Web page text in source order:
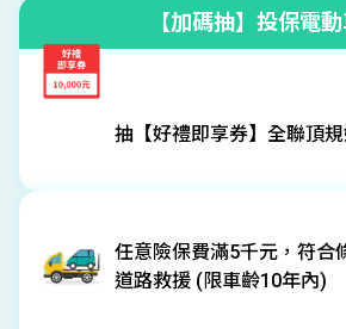
【加碼抽】投保電
抽【好禮即享券】全聯頂
任意險保費滿5千元，符合
道路救援 (限車齡10年內)